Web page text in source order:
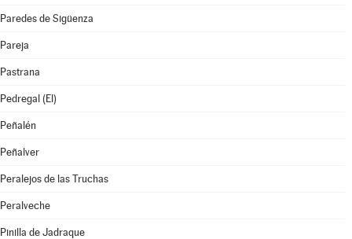
Paredes de Sigüenza
Pareja
Pastrana
Pedregal (El)
Peñalén
Peñalver
Peralejos de las Truchas
Peralveche
Pinilla de Jadraque